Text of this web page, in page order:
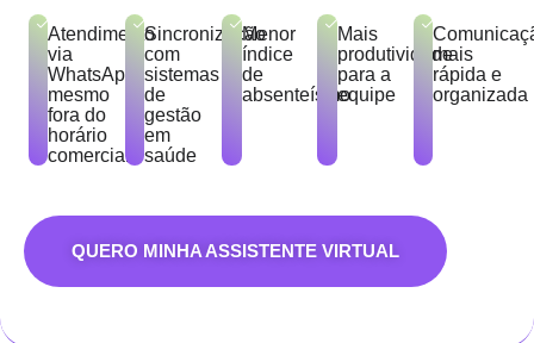
Atendimento
via
WhatsApp
mesmo
fora do
horário
comercial
Sincronização
com
sistemas
de
gestão
em
saúde
Menor
índice
de
absenteísmo
Mais
produtividade
para a
equipe
mais
rápida e
organizada
QUERO MINHA ASSISTENTE VIRTUAL